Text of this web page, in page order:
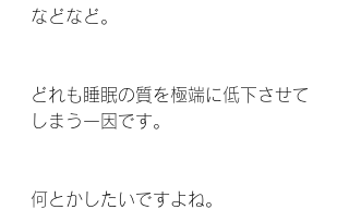
などなど。
どれも睡眠の質を極端に低下させて
しまう一因です。
何とかしたいですよね。